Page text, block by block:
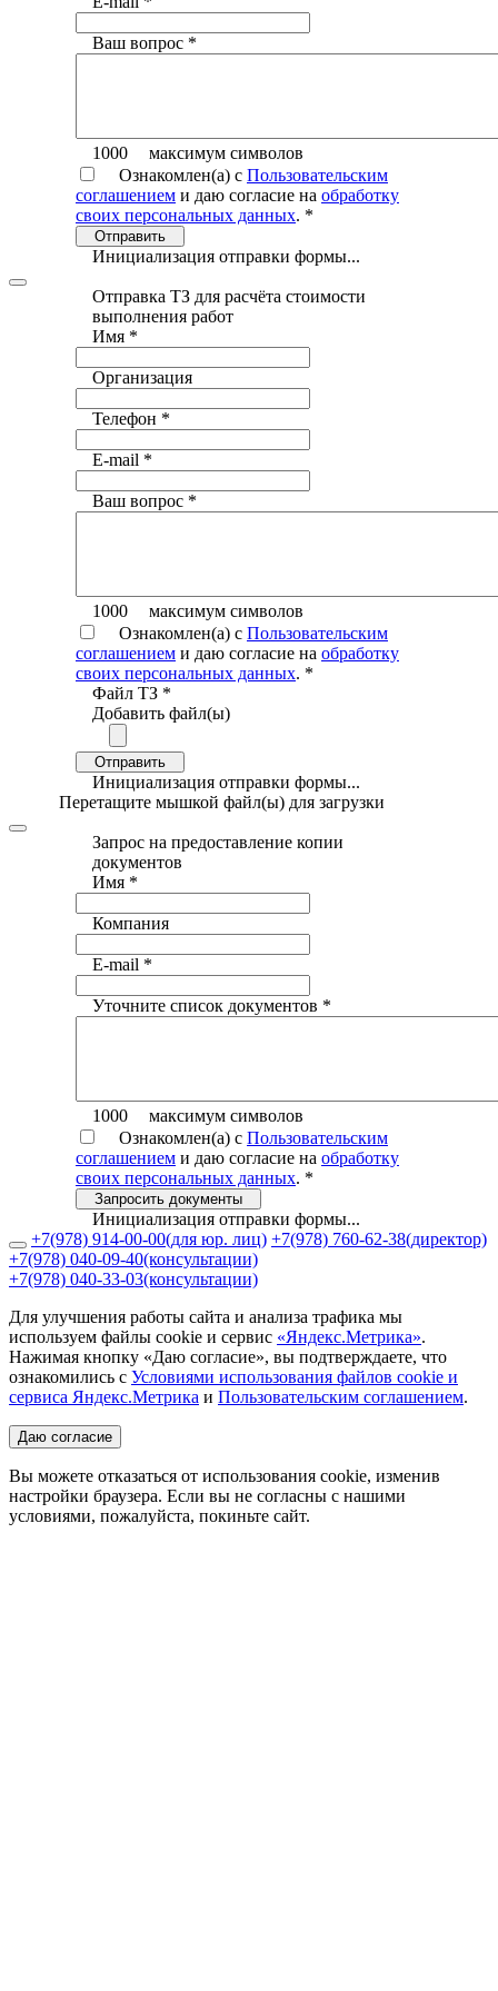
Ваш вопрос *
1000
максимум символов
Ознакомлен(а) с Пользовательским
соглашением и даю согласие на обработку
своих персональных данных. *
Отправить
Инициализация отправки формы...
Отправка ТЗ для расчёта стоимости
выполнения работ
Имя *
Организация
Телефон *
E-mail *
Ваш вопрос *
1000
максимум символов
Ознакомлен(а) с Пользовательским
соглашением и даю согласие на обработку
своих персональных данных. *
Файл ТЗ *
Добавить файл(ы)
Отправить
Инициализация отправки формы...
Перетащите мышкой файл(ы) для загрузки
Запрос на предоставление копии
документов
Имя *
Компания
E-mail *
Уточните список документов *
1000
максимум символов
Ознакомлен(а) с Пользовательским
соглашением и даю согласие на обработку
своих персональных данных. *
Запросить документы
Инициализация отправки формы...
+7(978) 914-00-00(для юр. лиц) +7(978) 760-62-38(директор)
+7(978) 040-09-40(консультации)
+7(978) 040-33-03(консультации)
Для улучшения работы сайта и анализа трафика мы
используем файлы cookie и сервис «Яндекс.Метрика».
Нажимая кнопку «Даю согласие», вы подтверждаете, что
ознакомились с Условиями использования файлов cookie и
сервиса Яндекс.Метрика и Пользовательским соглашением.
Даю согласие
Вы можете отказаться от использования cookie, изменив
настройки браузера. Если вы не согласны с нашими
условиями, пожалуйста, покиньте сайт.